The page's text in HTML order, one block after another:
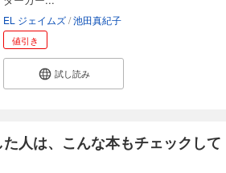
EL ジェイムズ 池田真紀子
値引き
試し読み
人は、こんな本もチェックして